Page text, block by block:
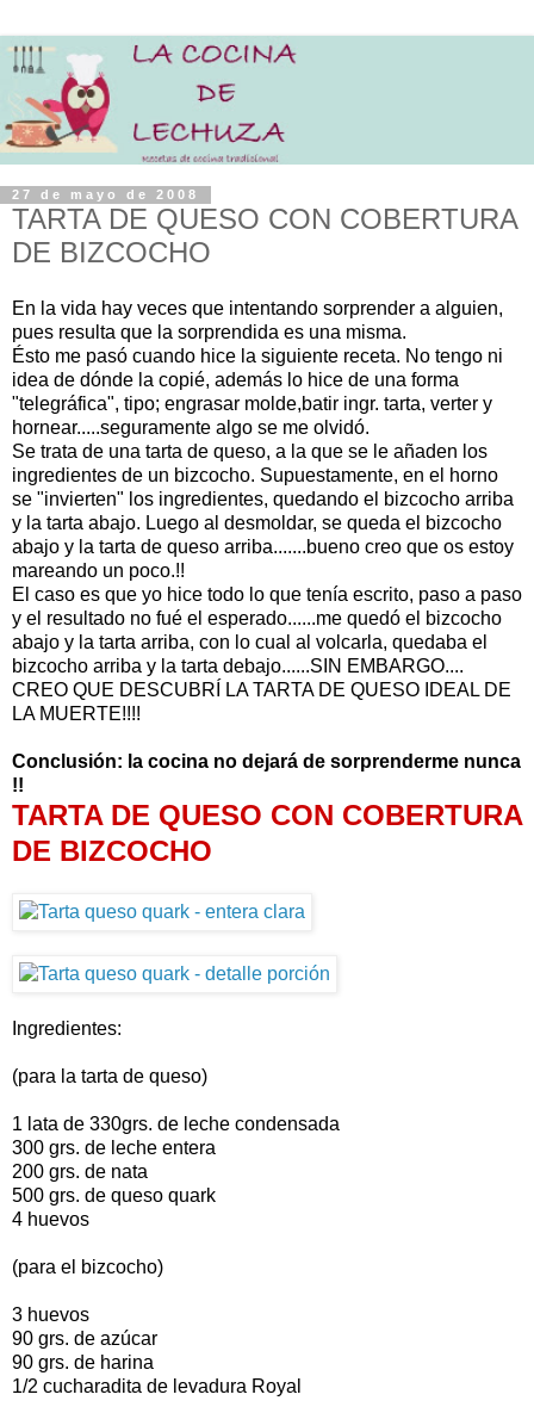
27 de mayo de 2008
TARTA DE QUESO CON COBERTURA
DE BIZCOCHO
En la vida hay veces que intentando sorprender a alguien,
pues resulta que la sorprendida es una misma.
Ésto me pasó cuando hice la siguiente receta. No tengo ni
idea de dónde la copié, además lo hice de una forma
"telegráfica", tipo; engrasar molde,batir ingr. tarta, verter y
hornear.....seguramente algo se me olvidó.
Se trata de una tarta de queso, a la que se le añaden los
ingredientes de un bizcocho. Supuestamente, en el horno
se "invierten" los ingredientes, quedando el bizcocho arriba
y la tarta abajo. Luego al desmoldar, se queda el bizcocho
abajo y la tarta de queso arriba.......bueno creo que os estoy
mareando un poco.!!
El caso es que yo hice todo lo que tenía escrito, paso a paso
y el resultado no fué el esperado......me quedó el bizcocho
abajo y la tarta arriba, con lo cual al volcarla, quedaba el
bizcocho arriba y la tarta debajo......SIN EMBARGO....
CREO QUE DESCUBRÍ LA TARTA DE QUESO IDEAL DE
LA MUERTE!!!!
Conclusión: la cocina no dejará de sorprenderme nunca
!!
TARTA DE QUESO CON COBERTURA
DE BIZCOCHO
Ingredientes:
(para la tarta de queso)
1 lata de 330grs. de leche condensada
300 grs. de leche entera
200 grs. de nata
500 grs. de queso quark
4 huevos
(para el bizcocho)
3 huevos
90 grs. de azúcar
90 grs. de harina
1/2 cucharadita de levadura Royal